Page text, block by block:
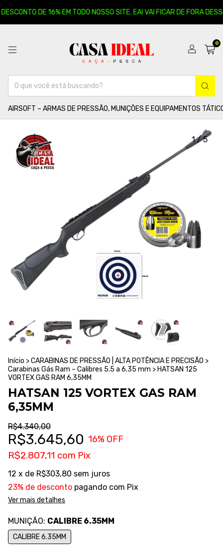
DE 16% EM TODO NOSSO SITE. EAI VAI FICAR DE FORA
0
AIRSOFT – ARMAS DE PRESSÃO, MUNIÇÕES E EQUIPAMENTOS
1/5
Início >CARABINAS DE PRESSÃO | ALTA POTÊNCIA E PRECISÃO >
Carabinas Gás Ram – Calibres 5.5 a 6.35 mm > HATSAN 125
VORTEX GAS RAM 6,35MM
HATSAN 125 VORTEX GAS RAM
6,35MM
R$4.340,00
R$3.645,60 16% OFF
R$2.807,11 com Pix
12 x de R$303,80 sem juros
23% de desconto pagando com Pix
Ver mais detalhes
MUNIÇÃO: CALIBRE 6.35MM
CALIBRE 6.35MM